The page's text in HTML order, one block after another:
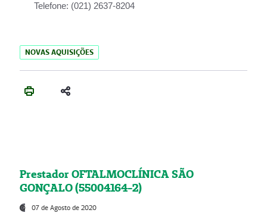
Telefone: (021) 2637-8204
NOVAS AQUISIÇÕES
Prestador OFTALMOCLÍNICA SÃO
GONÇALO (55004164-2)
07 de Agosto de 2020